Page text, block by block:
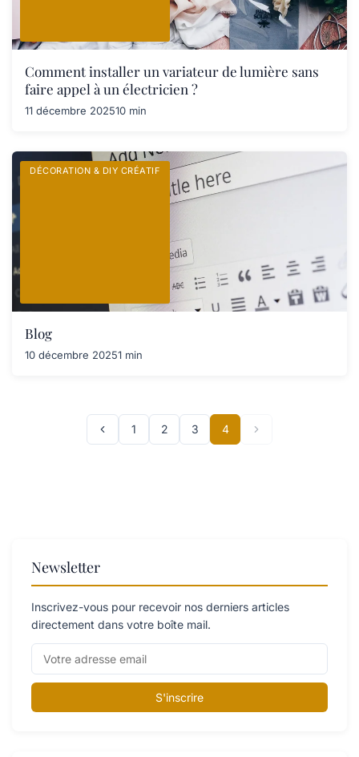
Comment installer un variateur de lumière sans
faire appel à un électricien ?
11 décembre 202510 min
DÉCORATION & DIY CRÉATIF
Blog
10 décembre 20251 min
1 2 3 4
Newsletter
Inscrivez-vous pour recevoir nos derniers articles
directement dans votre boîte mail.
S'inscrire